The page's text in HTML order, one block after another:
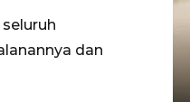
dan
striker
Sananta